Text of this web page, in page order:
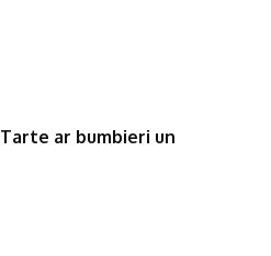
Tarte ar bumbieri un